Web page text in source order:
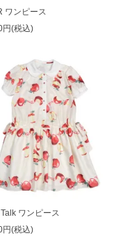
ワンピース
円(税込)
ワンピース
円(税込)